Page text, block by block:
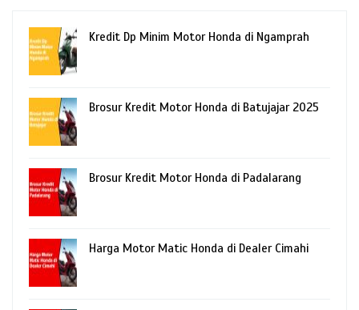
Kredit Dp Minim Motor Honda di Ngamprah
Brosur Kredit Motor Honda di Batujajar 2025
Brosur Kredit Motor Honda di Padalarang
Harga Motor Matic Honda di Dealer Cimahi